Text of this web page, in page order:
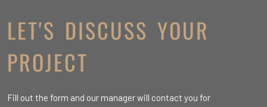
LET'S DISCUSS YOUR
PROJECT
Fill out the form and our manager will contact you for